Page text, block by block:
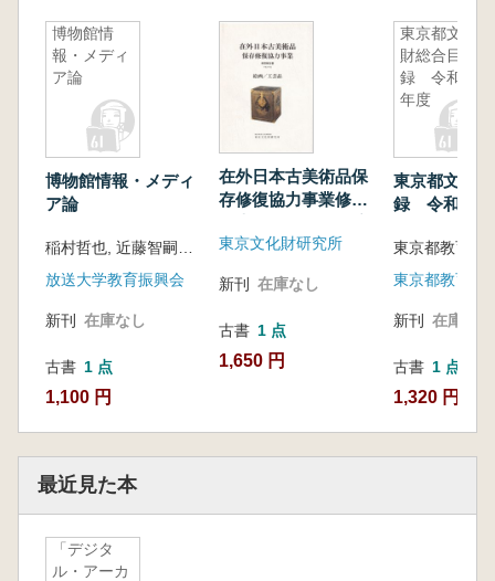
博物館情
報・メディ
ア論
博物館情報・メディ
ア論
放送大学教育振興会
新刊 在庫なし
古書 1 点
1,100 円
在外日本古美術品保
存修復協力事業修理
絵画/工芸品
東京文化財研究所
新刊 在庫なし
古書 1 点
1,650 円
東京都文化
財総合目
録 令和元
年度
東京都文化
録 令和元年
東京都教育委
新刊 在庫なし
古書 1 点
1,320 円
最近見た本
「デジタ
ル・アーカ